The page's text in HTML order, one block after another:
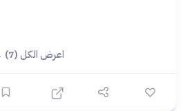
اعرض الكل (7) ←